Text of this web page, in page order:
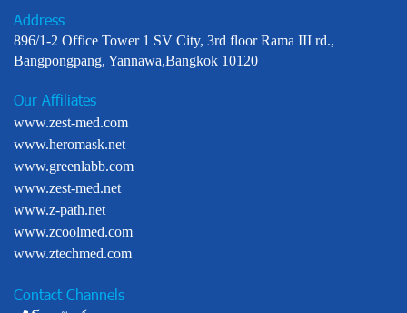
Address
896/1-2 Office Tower 1 SV City, 3rd floor Rama III rd.,
Bangpongpang, Yannawa,Bangkok 10120
Our Affiliates
www.zest-med.com
www.heromask.net
www.greenlabb.com
www.zest-med.net
www.z-path.net
www.zcoolmed.com
www.ztechmed.com
Contact Channels